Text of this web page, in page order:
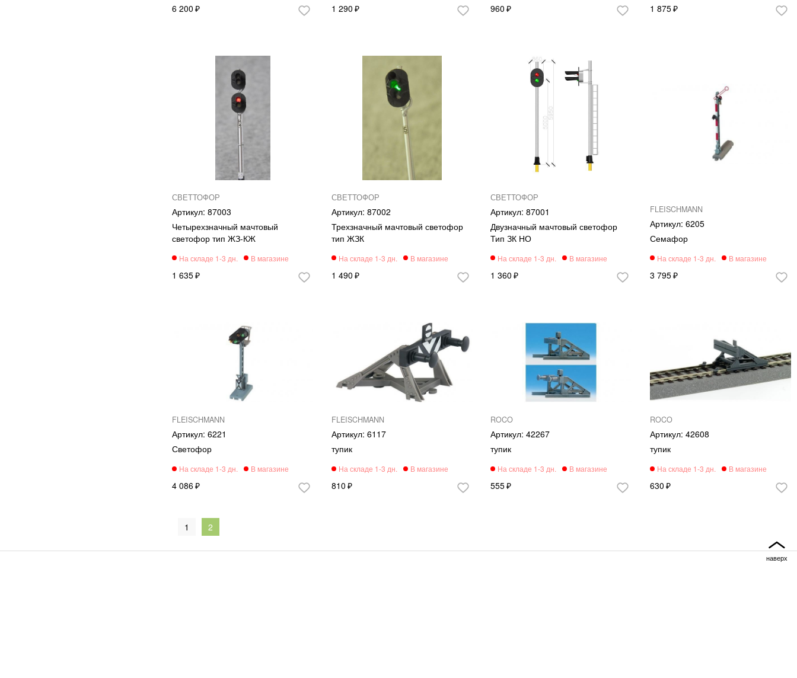
6 200 1 290 960 1 875
СВЕТТОФОР
87003
Четырехзначный мачтовый
светофор тип ЖЗ-КЖ
1 635
СВЕТТОФОР
87002
Трехзначный мачтовый светофор
тип ЖЗК
1 490
СВЕТТОФОР
87001
Двузначный мачтовый светофор
Тип ЗК НО
1 360
FLEISCHMANN
6205
Семафор
3 795
FLEISCHMANN
6221
Светофор
4 086
FLEISCHMANN
6117
тупик
810
ROCO
42267
тупик
555
ROCO
42608
тупик
630
1 2